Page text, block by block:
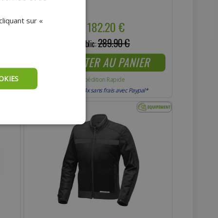
182.20 €
Prix public:289.90 €
AJOUTER AU PANIER
Expédition Rapide
Payer en 4x sans frais avec Paypal*
sur «